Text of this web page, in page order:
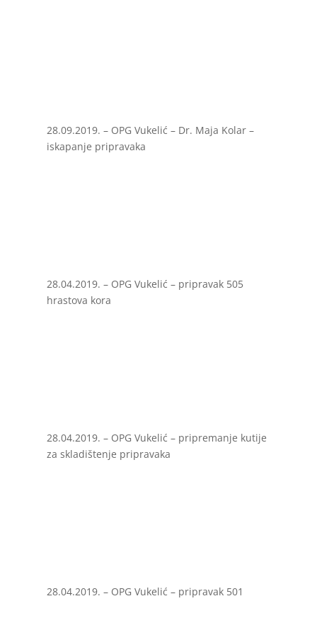
28.09.2019. – OPG Vukelić – Dr. Maja Kolar –
iskapanje pripravaka
28.04.2019. – OPG Vukelić – pripravak 505
hrastova kora
28.04.2019. – OPG Vukelić – pripremanje kutije
za skladištenje pripravaka
28.04.2019. – OPG Vukelić – pripravak 501